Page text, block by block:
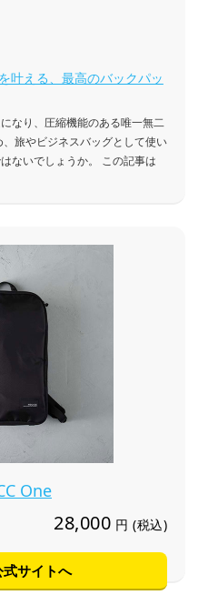
叶える、最高のバックパッ
なり、圧縮機能のある唯一無二
旅やビジネスバッグとして使い
ないでしょうか。 この記事は
One
28,000 円 (税込)
サイトへ